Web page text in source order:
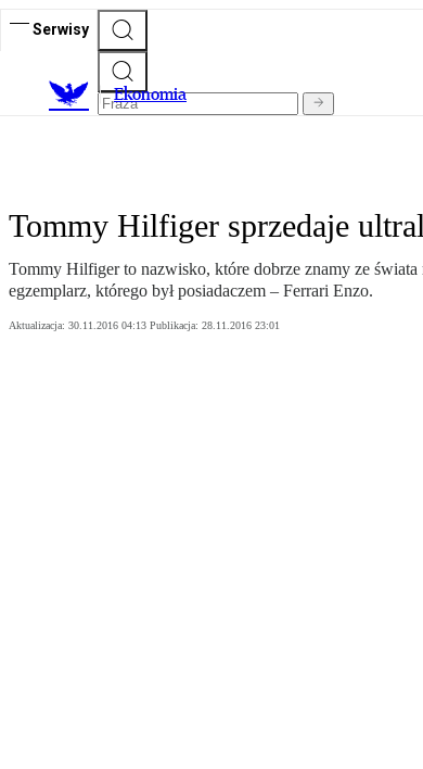
Serwisy
Ekonomia
Tommy Hilfiger sprzedaje
Tommy Hilfiger to nazwisko, które dobrze znamy ze
egzemplarz, którego był posiadaczem – Ferrari Enzo.
Aktualizacja: 30.11.2016 04:13 Publikacja: 28.11.2016 23:01